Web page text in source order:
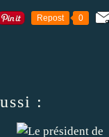
Repost 0
: